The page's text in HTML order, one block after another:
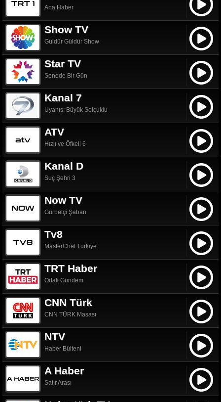
Ana Haber
Show TV
Güldür Güldür Show
Star TV
Senede Bir Gün
Kanal 7
Uyanış: Büyük Selçuklu
ATV
Hızlı ve Öfkeli 6
Kanal D
Suç Şehri 3
Now TV
Gurbetçi Şaban
Tv8
MasterChef Türkiye
TRT Haber
Odak Gündem
CNN Türk
CNN TÜRK Masası
NTV
Haber Bülteni
A Haber
Satır Arası